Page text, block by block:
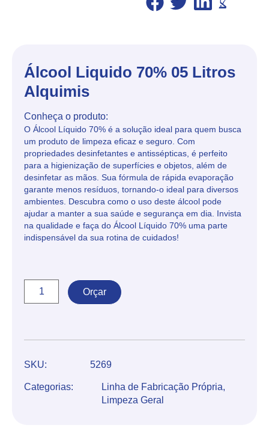
Álcool Liquido 70% 05 Litros
Alquimis
Conheça o produto:
O Álcool Líquido 70% é a solução ideal para quem busca
um produto de limpeza eficaz e seguro. Com
propriedades desinfetantes e antissépticas, é perfeito
para a higienização de superfícies e objetos, além de
desinfetar as mãos. Sua fórmula de rápida evaporação
garante menos resíduos, tornando-o ideal para diversos
ambientes. Descubra como o uso deste álcool pode
ajudar a manter a sua saúde e segurança em dia. Invista
na qualidade e faça do Álcool Líquido 70% uma parte
indispensável da sua rotina de cuidados!
Orçar
SKU: 5269
Categorias: Linha de Fabricação Própria,
Limpeza Geral